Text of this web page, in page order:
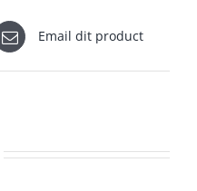
Email dit product